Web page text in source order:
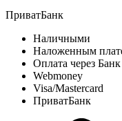
ПриватБанк
Наличными
Наложенным
Оплата через Банк
Webmoney
Visa/Mastercard
ПриватБанк